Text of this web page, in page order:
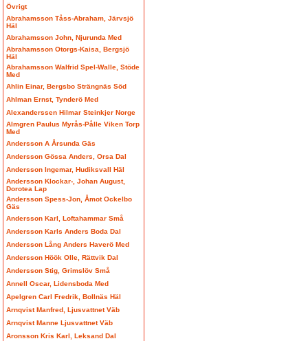
Övrigt
Abrahamsson Tåss-Abraham, Järvsjö
Häl
Abrahamsson John, Njurunda Med
Abrahamsson Otorgs-Kaisa, Bergsjö
Häl
Abrahamsson Walfrid Spel-Walle, Stöde
Med
Ahlin Einar, Bergsbo Strängnäs Söd
Ahlman Ernst, Tynderö Med
Alexanderssen Hilmar Steinkjer Norge
Almgren Paulus Myrås-Pålle Viken Torp
Med
Andersson A Årsunda Gäs
Andersson Gössa Anders, Orsa Dal
Andersson Ingemar, Hudiksvall Häl
Andersson Klockar-, Johan August,
Dorotea Lap
Andersson Spess-Jon, Åmot Ockelbo
Gäs
Andersson Karl, Loftahammar Små
Andersson Karls Anders Boda Dal
Andersson Lång Anders Haverö Med
Andersson Höök Olle, Rättvik Dal
Andersson Stig, Grimslöv Små
Annell Oscar, Lidensboda Med
Apelgren Carl Fredrik, Bollnäs Häl
Arnqvist Manfred, Ljusvattnet Väb
Arnqvist Manne Ljusvattnet Väb
Aronsson Kris Karl, Leksand Dal